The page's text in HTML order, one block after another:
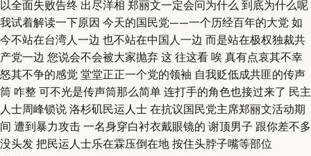
以全面失败告终 出尽洋相 郑丽文一定会问为什么 到底为什么呢
我试着解读一下原因 今天的国民党——一个历经百年的大党 如
今不站在台湾人一边 也不站在中国人一边 而是站在极权独裁共
产党一边 您说会不会被大家抛弃 这 往这看 唉 真有点哀其不幸
怒其不争的感觉 堂堂正正一个党的领袖 自我贬低成共匪的传声
筒 咋整 可不光是传声筒那么简单 连打手的角色也接过来了 民主
人士周峰锁说 洛杉矶民运人士 在抗议国民党主席郑丽文活动期
间 遭到暴力攻击 一名身穿白衬衣戴眼镜的 谢顶男子 跟你差不多
没头发 把民运人士乐在霖压倒在地 按住头脖子嘴等部位